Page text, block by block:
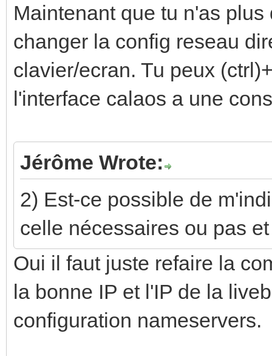
Maintenant que tu n'as
changer la config reseau
clavier/ecran. Tu peux
l'interface calaos a une
Jérôme Wrote:
2) Est-ce possible de
celle nécessaires ou pas
Oui il faut juste refaire la
la bonne IP et l'IP de la
configuration nameservers.